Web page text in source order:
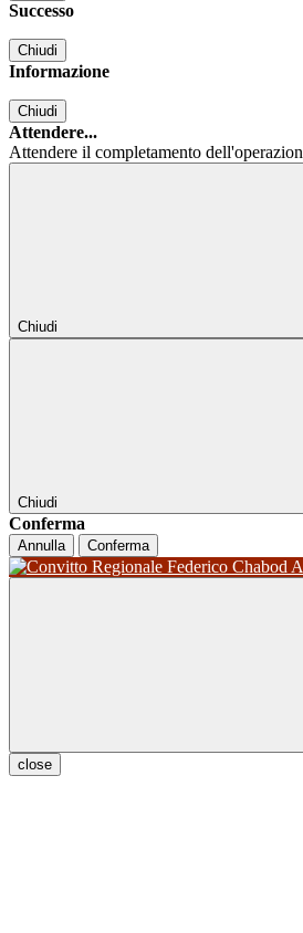
Successo
Chiudi
Informazione
Chiudi
Attendere...
Attendere il completamento
Chiudi
Chiudi
Conferma
Annulla Conferma
close